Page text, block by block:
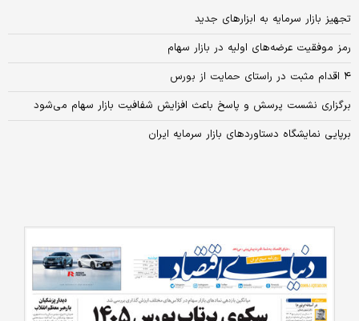
تجهیز بازار سرمایه به ابزارهای جدید
رمز موفقیت عرضه‌‌‌های اولیه در بازار سهام
۴ اقدام مثبت در راستای حمایت از بورس
برگزاری نشست پرسش و پاسخ باعث افزایش شفافیت بازار سهام می‌شود
برپایی نمایشگاه دستاوردهای بازار سرمایه ایران